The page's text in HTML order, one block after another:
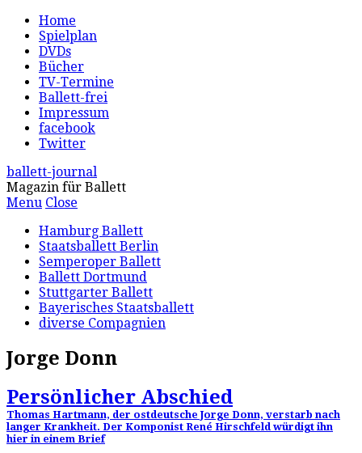
Home
Spielplan
DVDs
Bücher
TV-Termine
Ballett-frei
Impressum
facebook
Twitter
ballett-journal
Magazin für Ballett
Menu Close
Hamburg Ballett
Staatsballett Berlin
Semperoper Ballett
Ballett Dortmund
Stuttgarter Ballett
Bayerisches Staatsballett
diverse Compagnien
Jorge Donn
Persönlicher Abschied
Thomas Hartmann, der ostdeutsche Jorge Donn, verstarb nach
langer Krankheit. Der Komponist René Hirschfeld würdigt ihn
hier in einem Brief